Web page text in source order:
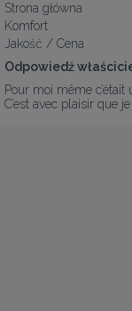
Strona główna
Komfort
Jakość / Cena
Odpowiedź
Pour moi même
C’est avec plaisir que